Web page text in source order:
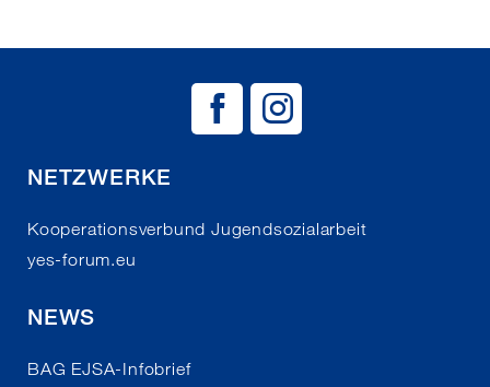
NETZWERKE
Kooperationsverbund Jugendsozialarbeit
yes-forum.eu
NEWS
BAG EJSA-Infobrief
BAG EJSA